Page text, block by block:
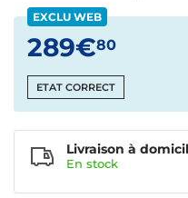
EXCLU WEB
289€80
ETAT CORRECT
Livraison à
En stock